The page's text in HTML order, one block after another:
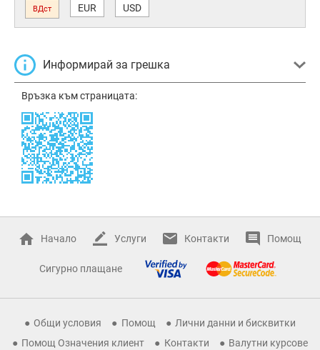
ВДст EUR USD
Информирай за грешка
Връзка към страницата:
Начало Услуги Контакти Помощ
Сигурно плащане
Общи условия Помощ
Лични данни и бисквитки
Помощ Означения клиент
Контакти Валутни курсове